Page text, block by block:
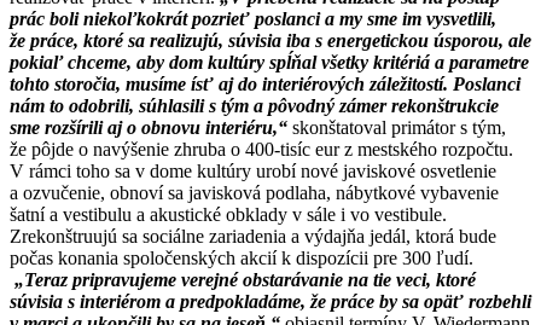
prác boli niekoľkokrát pozrieť poslanci a my sme im vysvetlili,
že práce, ktoré sa realizujú, súvisia iba s energetickou úsporou, ale
pokiaľ chceme, aby dom kultúry spĺňal všetky kritériá a parametre
tohto storočia, musíme ísť aj do interiérových záležitostí. Poslanci
nám to odobrili, súhlasili s tým a pôvodný zámer rekonštrukcie
sme rozšírili aj o obnovu interiéru,“ skonštatoval primátor s tým,
že pôjde o navýšenie zhruba o 400-tisíc eur z mestského rozpočtu.
V rámci toho sa v dome kultúry urobí nové javiskové osvetlenie
a ozvučenie, obnoví sa javisková podlaha, nábytkové vybavenie
šatní a vestibulu a akustické obklady v sále i vo vestibule.
Zrekonštruujú sa sociálne zariadenia a výdajňa jedál, ktorá bude
počas konania spoločenských akcií k dispozícii pre 300 ľudí.
„Teraz pripravujeme verejné obstarávanie na tie veci, ktoré
súvisia s interiérom a predpokladáme, že práce by sa opäť rozbehli